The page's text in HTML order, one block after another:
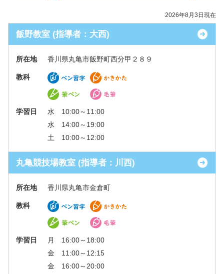
2026年8月3日現在
飯野教室 (指導者：大西)
所在地 香川県丸亀市飯野町西分甲２８９
教科
学習日
水 10:00～11:00
水 14:00～19:00
土 10:00～12:00
丸亀競技場教室 (指導者：川西)
所在地 香川県丸亀市金倉町
教科
学習日
月 16:00～18:00
金 11:00～12:15
金 16:00～20:00